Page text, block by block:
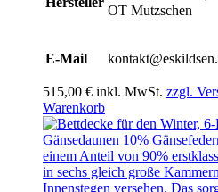
OT Mutzschen
E-Mail
515,00 € inkl. MwSt. zzgl.
Warenkorb